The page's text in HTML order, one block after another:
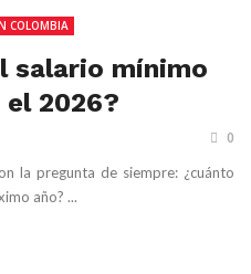
COLOMBIA
salario mínimo
el 2026?
0
la pregunta de siempre: ¿cuánto
año? ...